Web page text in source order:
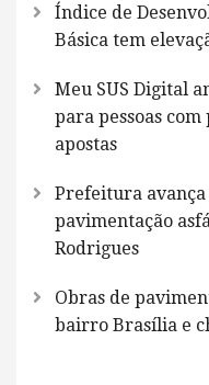
Índice de
Básica tem
Meu SUS Digital
para pessoas
apostas
Prefeitura avança
pavimentação
Rodrigues
Obras de
bairro Brasília e